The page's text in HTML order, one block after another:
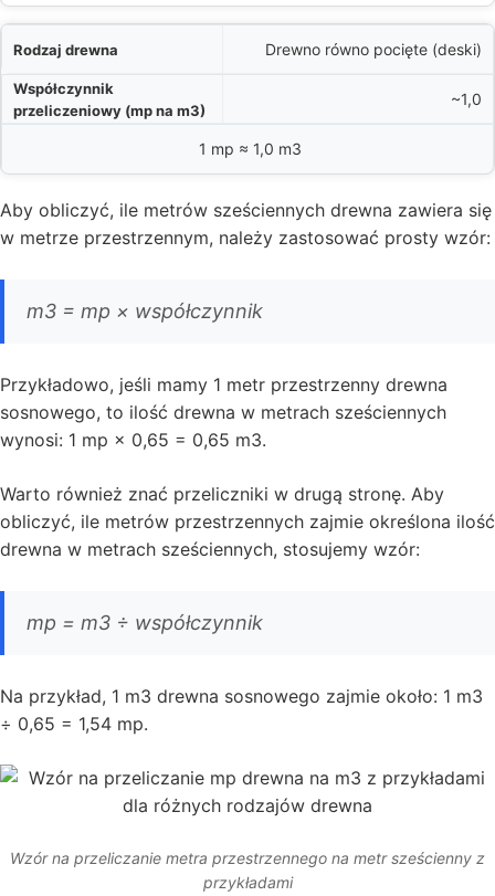
Drewno równo pocięte (deski)
~1,0
1 mp ≈ 1,0 m3
Aby obliczyć, ile metrów sześciennych drewna zawiera się
w metrze przestrzennym, należy zastosować prosty wzór:
m3 = mp × współczynnik
Przykładowo, jeśli mamy 1 metr przestrzenny drewna
sosnowego, to ilość drewna w metrach sześciennych
wynosi: 1 mp × 0,65 = 0,65 m3.
Warto również znać przeliczniki w drugą stronę. Aby
obliczyć, ile metrów przestrzennych zajmie określona ilość
drewna w metrach sześciennych, stosujemy wzór:
mp = m3 ÷ współczynnik
Na przykład, 1 m3 drewna sosnowego zajmie około: 1 m3
÷ 0,65 = 1,54 mp.
Wzór na przeliczanie metra przestrzennego na metr sześcienny z
przykładami